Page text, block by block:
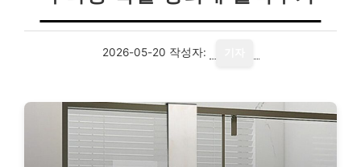
2026-05-20 작성자: